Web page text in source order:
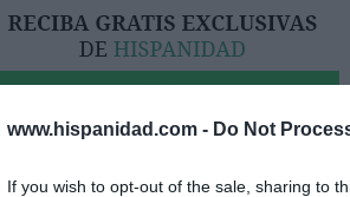
www.hispanidad.com - Do Not
If you wish to opt-out of the sale, sharing to